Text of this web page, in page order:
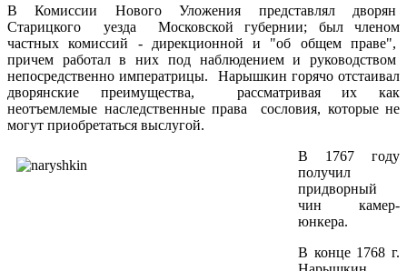
В Комиссии Нового Уложения представлял дворян
Старицкого уезда Московской губернии; был членом
частных комиссий - дирекционной и "об общем праве",
причем работал в них под наблюдением и руководством
непосредственно императрицы. Нарышкин горячо отстаивал
дворянские преимущества, рассматривая их как
неотъемлемые наследственные права сословия, которые не
могут приобретаться выслугой.
В 1767 году
получил
придворный
чин камер-
юнкера.
В конце 1768 г.